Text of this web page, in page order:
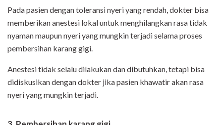
Pada pasien dengan toleransi nyeri yang rendah, dokter bisa
memberikan anestesi lokal untuk menghilangkan rasa tidak
nyaman maupun nyeri yang mungkin terjadi selama proses
pembersihan karang gigi.
Anestesi tidak selalu dilakukan dan dibutuhkan, tetapi bisa
didiskusikan dengan dokter jika pasien khawatir akan rasa
nyeri yang mungkin terjadi.